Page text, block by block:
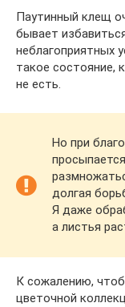
Паутинный клещ
бывает
неблагоприятных
такое состояние,
не есть.
Но при
долгая
Я даже
а листья
К сожалению,
цветочной